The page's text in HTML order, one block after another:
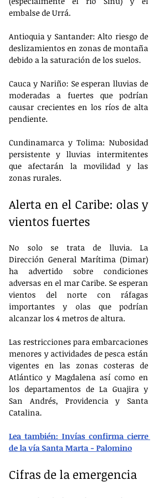
embalse de Urrá.
Antioquia y Santander: Alto riesgo de
deslizamientos en zonas de montaña
debido a la saturación de los suelos.
Cauca y Nariño: Se esperan lluvias de
moderadas a fuertes que podrían
causar crecientes en los ríos de alta
pendiente.
Cundinamarca y Tolima: Nubosidad
persistente y lluvias intermitentes
que afectarán la movilidad y las
zonas rurales.
Alerta en el Caribe: olas y
vientos fuertes
No solo se trata de lluvia. La
Dirección General Marítima (Dimar)
ha advertido sobre condiciones
adversas en el mar Caribe. Se esperan
vientos del norte con ráfagas
importantes y olas que podrían
alcanzar los 4 metros de altura.
Las restricciones para embarcaciones
menores y actividades de pesca están
vigentes en las zonas costeras de
Atlántico y Magdalena así como en
los departamentos de La Guajira y
San Andrés, Providencia y Santa
Catalina.
Lea también: Invías confirma cierre
de la vía Santa Marta - Palomino
Cifras de la emergencia